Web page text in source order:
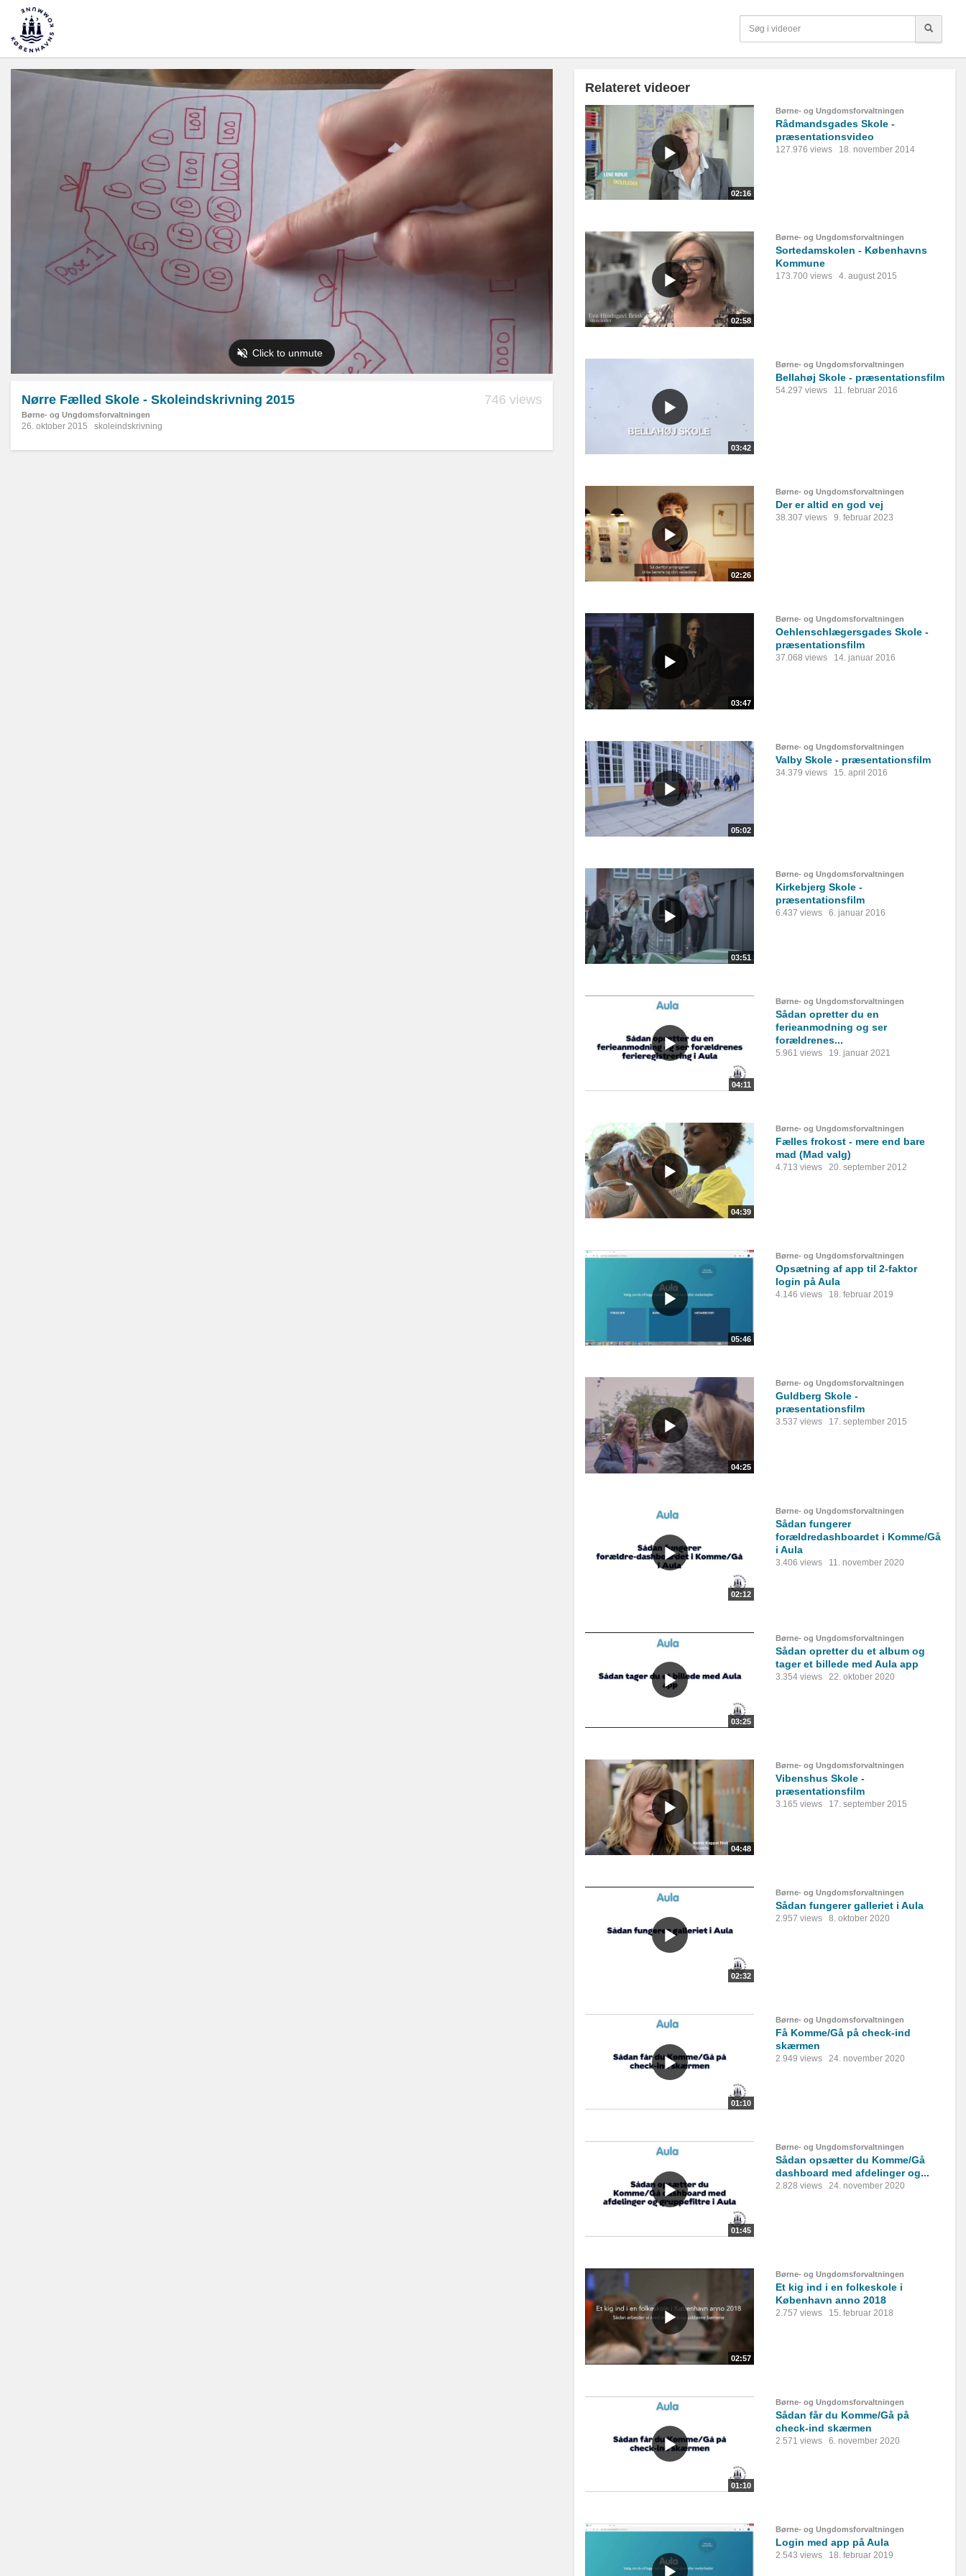
Nørre Fælled Skole - Skoleindskrivning 2015
Børne- og Ungdomsforvaltningen
746 views
26. oktober 2015 skoleindskrivning
Relateret videoer
02:16
Børne- og Ungdomsforvaltningen
Rådmandsgades Skole -
præsentationsvideo
127.976 views 18. november 2014
02:58
Børne- og Ungdomsforvaltningen
Sortedamskolen - Københavns
Kommune
173.700 views 4. august 2015
03:42
Børne- og Ungdomsforvaltningen
Bellahøj Skole - præsentationsfilm
54.297 views 11. februar 2016
02:26
Børne- og Ungdomsforvaltningen
Der er altid en god vej
38.307 views 9. februar 2023
03:47
Børne- og Ungdomsforvaltningen
Oehlenschlægersgades Skole -
præsentationsfilm
37.068 views 14. januar 2016
05:02
Børne- og Ungdomsforvaltningen
Valby Skole - præsentationsfilm
34.379 views 15. april 2016
03:51
Børne- og Ungdomsforvaltningen
Kirkebjerg Skole -
præsentationsfilm
6.437 views 6. januar 2016
04:11
Børne- og Ungdomsforvaltningen
Sådan opretter du en
ferieanmodning og ser
forældrenes...
5.961 views 19. januar 2021
04:39
Børne- og Ungdomsforvaltningen
Fælles frokost - mere end bare
mad (Mad valg)
4.713 views 20. september 2012
05:46
Børne- og Ungdomsforvaltningen
Opsætning af app til 2-faktor
login på Aula
4.146 views 18. februar 2019
04:25
Børne- og Ungdomsforvaltningen
Guldberg Skole -
præsentationsfilm
3.537 views 17. september 2015
02:12
Børne- og Ungdomsforvaltningen
Sådan fungerer
forældredashboardet i Komme/Gå
i Aula
3.406 views 11. november 2020
03:25
Børne- og Ungdomsforvaltningen
Sådan opretter du et album og
tager et billede med Aula app
3.354 views 22. oktober 2020
04:48
Børne- og Ungdomsforvaltningen
Vibenshus Skole -
præsentationsfilm
3.165 views 17. september 2015
02:32
Børne- og Ungdomsforvaltningen
Sådan fungerer galleriet i Aula
2.957 views 8. oktober 2020
01:10
Børne- og Ungdomsforvaltningen
Få Komme/Gå på check-ind
skærmen
2.949 views 24. november 2020
01:45
Børne- og Ungdomsforvaltningen
Sådan opsætter du Komme/Gå
dashboard med afdelinger og...
2.828 views 24. november 2020
02:57
Børne- og Ungdomsforvaltningen
Et kig ind i en folkeskole i
København anno 2018
2.757 views 15. februar 2018
01:10
Børne- og Ungdomsforvaltningen
Sådan får du Komme/Gå på
check-ind skærmen
2.571 views 6. november 2020
Børne- og Ungdomsforvaltningen
Login med app på Aula
2.543 views 18. februar 2019